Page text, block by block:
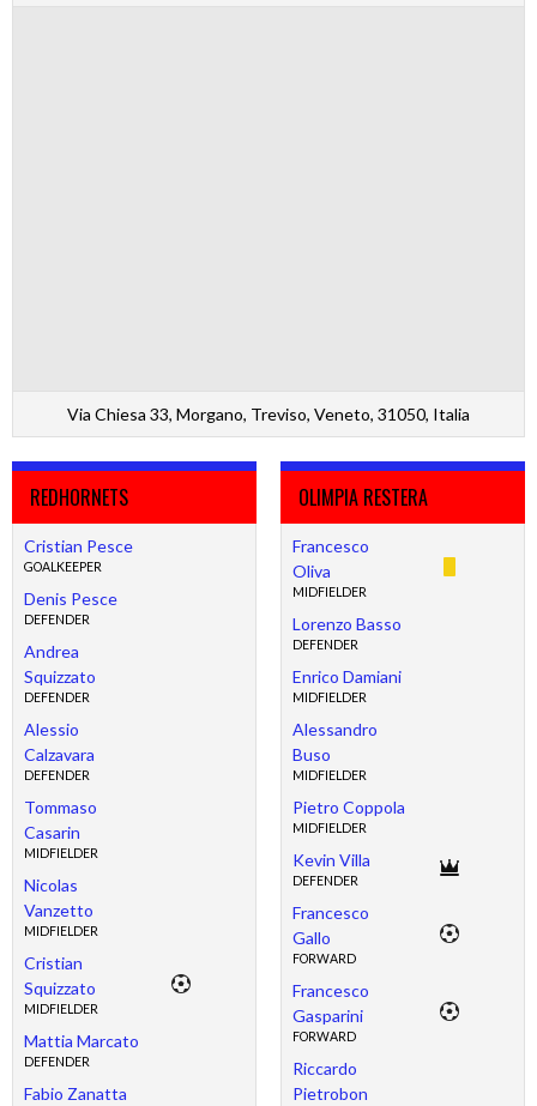
Via Chiesa 33, Morgano, Treviso, Veneto, 31050, Italia
REDHORNETS
Cristian Pesce
GOALKEEPER
Denis Pesce
DEFENDER
Andrea
Squizzato
DEFENDER
Alessio
Calzavara
DEFENDER
Tommaso
Casarin
MIDFIELDER
Nicolas
Vanzetto
MIDFIELDER
Cristian
Squizzato
MIDFIELDER
Mattia Marcato
DEFENDER
Fabio Zanatta
OLIMPIA RESTERA
Francesco
Oliva
MIDFIELDER
Lorenzo Basso
DEFENDER
Enrico Damiani
MIDFIELDER
Alessandro
Buso
MIDFIELDER
Pietro Coppola
MIDFIELDER
Kevin Villa
DEFENDER
Francesco
Gallo
FORWARD
Francesco
Gasparini
FORWARD
Riccardo
Pietrobon